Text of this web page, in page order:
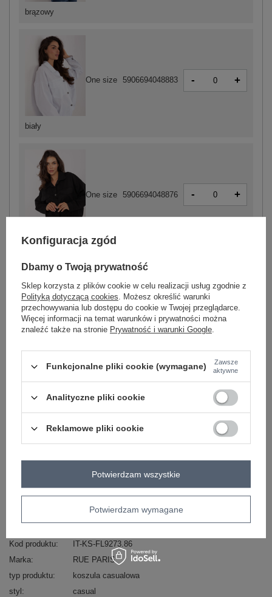
biały
One size 5906694048883 - +
czarny
One size 5906694048876 - +
One size 5906694095399 - +
brązowy
ZALOGUJ SIĘ I ZOBACZ CENĘ
Masz pytanie? Chętnie pomożemy.
+48 601 547 740 Zadaj pytanie
skład materiału : 95% bawełna, 5% elastan
Kod produktu
IT-KS-FL9273.86
Marka
RUE PARIS
typ produktu
koszula casualowa
styl
casual
Konfiguracja zgód
Dbamy o Twoją prywatność
Sklep korzysta z plików cookie w celu realizacji usług zgodnie z
Polityką dotyczącą cookies. Możesz określić warunki
przechowywania lub dostępu do cookie w Twojej przeglądarce.
Więcej informacji na temat warunków i prywatności można
znaleźć także na stronie Prywatność i warunki Google.
Funkcjonalne pliki cookie (wymagane)
Zawsze
aktywne
Analityczne pliki cookie
Reklamowe pliki cookie
Potwierdzam wymagane
Potwierdzam wszystkie